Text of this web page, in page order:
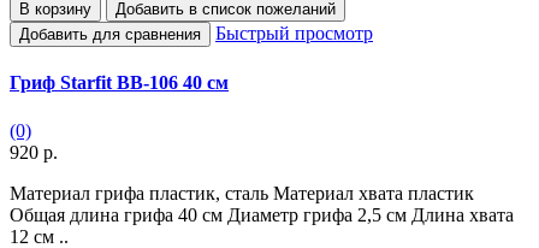
В корзину
Добавить в список пожеланий
Добавить для сравнения
Быстрый просмотр
Гриф Starfit BB-106 40 см
(0)
920 р.
Материал грифа пластик, сталь Материал хвата пластик
Общая длина грифа 40 см Диаметр грифа 2,5 см Длина хвата
12 см ..